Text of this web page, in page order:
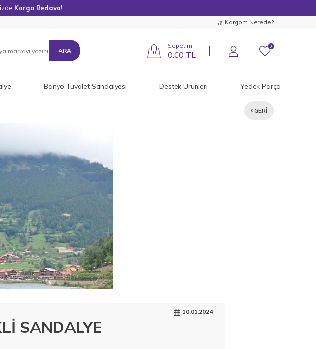
Kargo Bedava!
Kargom Nerede?
ARA 0
Sepetim
0,00 TL
0
Banyo Tuvalet Sandalyesi Destek Ürünleri Yedek Parça
GERI
10.01.2024
SANDALYE